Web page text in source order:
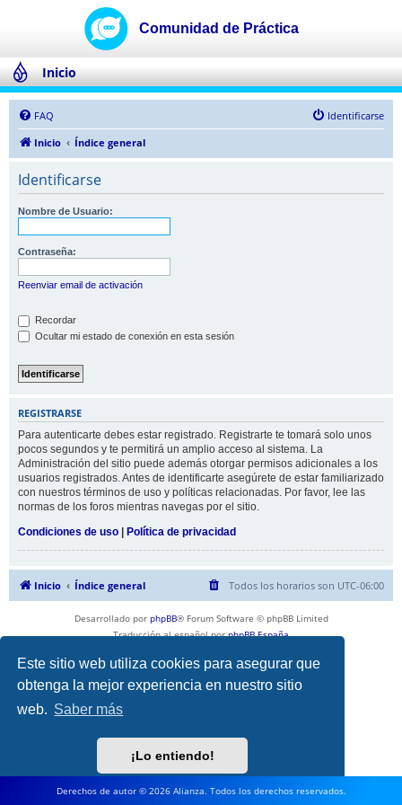
Este sitio web utiliza cookies para asegurar que
obtenga la mejor experiencia en nuestro sitio
web. Saber más
¡Lo entiendo!
Inicio
FAQ
Identificarse
Inicio
Índice general
Identificarse
Nombre de Usuario:
Contraseña:
Reenviar email de activación
Recordar
Ocultar mi estado de conexión en esta sesión
REGISTRARSE
Para autenticarte debes estar registrado. Registrarte te tomará solo unos
pocos segundos y te permitirá un amplio acceso al sistema. La
Administración del sitio puede además otorgar permisos adicionales a los
usuarios registrados. Antes de identificarte asegúrete de estar familiarizado
con nuestros términos de uso y políticas relacionadas. Por favor, lee las
normas de los foros mientras navegas por el sitio.
Condiciones de uso | Política de privacidad
Inicio Índice general Todos los horarios son UTC-06:00
Desarrollado por phpBB® Forum Software © phpBB Limited
Traducción al español porphpBB España
Derechos de autor © 2026 Alianza. Todos los derechos reservados.